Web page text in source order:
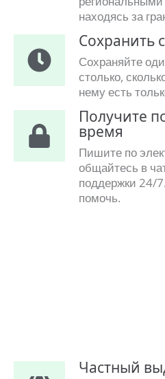
находясь за
Сохранить
Сохраняйте
столько,
нему есть
Получите
время
Пишите по
общайтесь в
поддержки 24/
помочь.
Частный